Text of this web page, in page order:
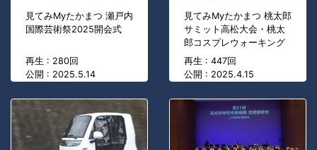
見てみMyたかまつ 瀬戸内
国際芸術祭2025開会式
再生 : 280回
公開 : 2025.5.14
見てみMyたかまつ 桃太郎
サミット高松大会・桃太
郎コスプレウォーキング
再生 : 447回
公開 : 2025.4.15